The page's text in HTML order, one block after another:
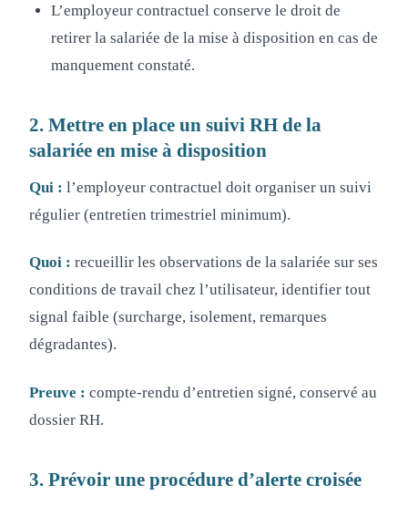
L’employeur contractuel conserve le droit de
retirer la salariée de la mise à disposition en cas de
manquement constaté.
2. Mettre en place un suivi RH de la
salariée en mise à disposition
Qui : l’employeur contractuel doit organiser un suivi
régulier (entretien trimestriel minimum).
Quoi : recueillir les observations de la salariée sur ses
conditions de travail chez l’utilisateur, identifier tout
signal faible (surcharge, isolement, remarques
dégradantes).
Preuve : compte-rendu d’entretien signé, conservé au
dossier RH.
3. Prévoir une procédure d’alerte croisée